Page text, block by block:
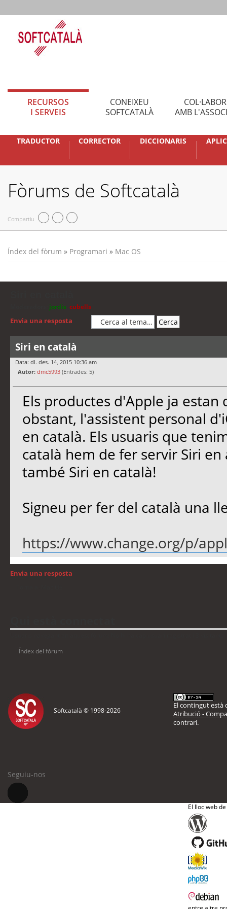
RECURSOS
I SERVEIS
CONEIXEU
SOFTCATALÀ
AMB
TRADUCTOR CORRECTOR DICCIONARIS
Fòrums de Softcatalà
Compartiu
Índex del fòrum » Programari » Mac OS
jordis cubells
Envia una resposta
Siri en català
Data: dl. des. 14, 2015 10:36 am
Autor: dmc5993 (Entrades: 5)
Els productes d'Apple ja
obstant, l'assistent personal
en català. Els usuaris que
català hem de fer servir Siri
també Siri en català!
Signeu per fer del català una
https://www.change.org/p/
Envia una resposta
Índex del fòrum
Softcatalà © 1998-2026
El contingut està
Atribució -
contrari.
Seguiu-nos
El lloc web